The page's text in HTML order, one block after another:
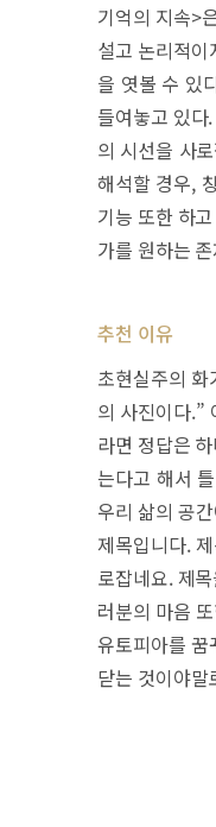
기억의 지속>
설고 논리적이
을 엿볼 수 있
들여놓고 있다
의 시선을 사
해석할 경우,
기능 또한 하
가를 원하는
추천 이유
초현실주의
의 사진이다.”
라면 정답은
는다고 해서
우리 삶의 공
제목입니다.
로잡네요. 제
러분의 마음
유토피아를
닫는 것이야